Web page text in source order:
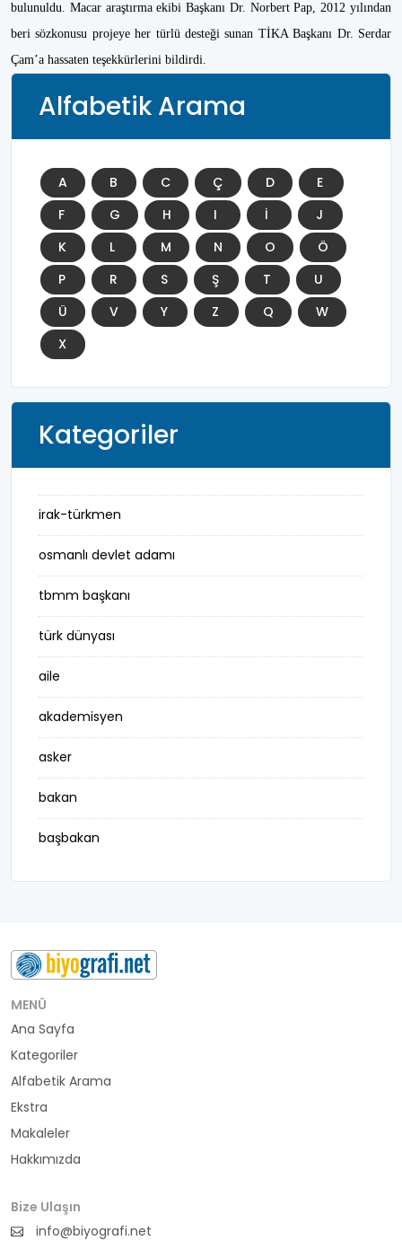
bulunuldu. Macar araştırma ekibi Başkanı Dr. Norbert Pap, 2012 yılından
beri sözkonusu projeye her türlü desteği sunan TİKA Başkanı Dr. Serdar
Çam’a hassaten teşekkürlerini bildirdi.
Alfabetik Arama
A B C Ç D
E
F
G H I İ
J
K
L M N O
Ö
P
R S Ş T
U
Ü
V Y Z Q
W
X
Kategoriler
irak-türkmen
osmanlı devlet adamı
tbmm başkanı
türk dünyası
aile
akademisyen
asker
bakan
başbakan
belediye başkanı
buluş
bürokrat
büyükelçi
cumhurbaşkanı
din adamı
doktor
fotoğrafçı
MENÜ
Ana Sayfa
Kategoriler
Alfabetik Arama
Ekstra
Makaleler
Hakkımızda
Bize Ulaşın
info@biyografi.net